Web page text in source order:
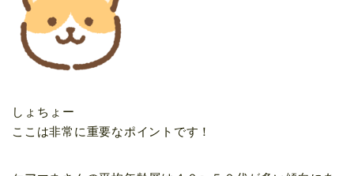
しょちょー
ここは非常に重要なポイントです！